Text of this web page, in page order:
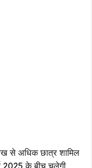
से अधिक छात्र शामिल